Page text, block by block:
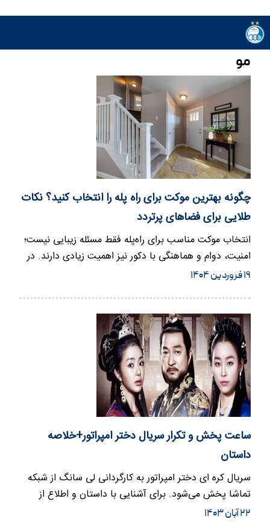
مو
چگونه بهترین موکت برای راه پله را انتخاب کنید؟ نکات
طلایی برای فضاهای پرتردد
انتخاب موکت مناسب برای راه‌پله فقط مسئله زیبایی نیست؛
امنیت، دوام و هماهنگی با دکور نیز اهمیت زیادی دارند. در
این…
۱۹ فروردین ۱۴۰۴
ساعت پخش و تکرار سریال دختر امپراتور+خلاصه
داستان
سریال کره ای دختر امپراتور به کارگردانی لی سانگ از شبکه
تماشا پخش می‌شود. برای آشنایی با داستان و اطلاع از
ساعت پخش…
۲۲ آبان ۱۴۰۳